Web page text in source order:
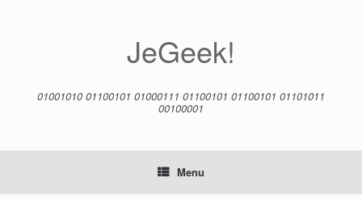
JeGeek!
01001010 01100101 01000111 01100101 01100101 01101011
00100001
Menu